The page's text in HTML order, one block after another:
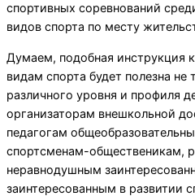
спортивных соревнований
видов спорта по месту
Думаем, подобная инструкция
видам спорта будет полезна не
различного уровня и профиля
организаторам внешкольной
педагогам
спортсменам-общественикам,
неравнодушным
заинтересованным в развитии